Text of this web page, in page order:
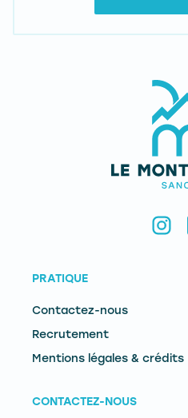
PRATIQUE
Contactez-nous
Recrutement
Mentions légales & crédits
CONTACTEZ-NOUS